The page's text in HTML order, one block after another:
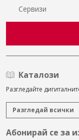
Сервизи
Каталози
Разгледайте
Разгледай всички
Абонирай се за